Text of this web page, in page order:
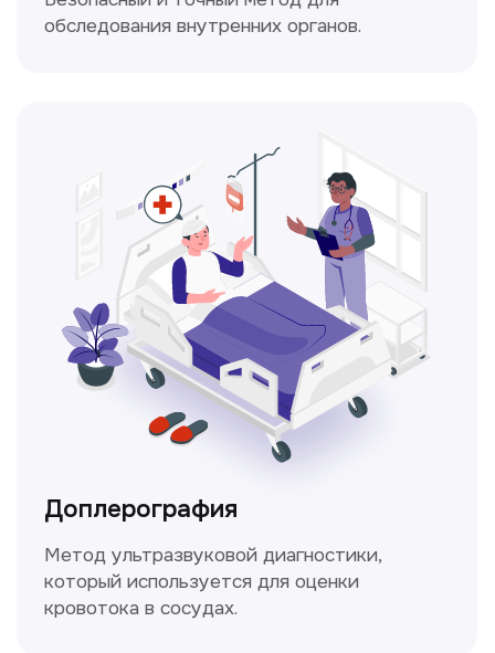
и индивидуальный план лечения
вашего здоровья.